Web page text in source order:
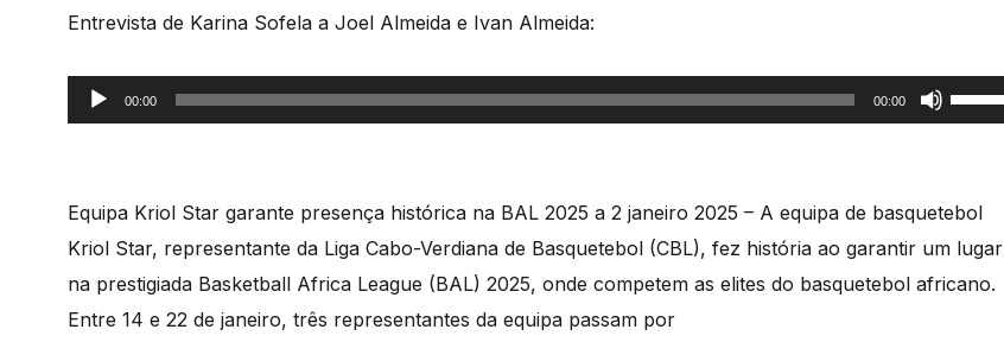
Entrevista de Karina Sofela a Joel Almeida e Ivan Almeida:
Reprodutor
de
00:00 00:00
Use
as
Equipa Kriol Star garante presença histórica na BAL 2025 a 2 janeiro 2025 – A equipa de basquetebol
Kriol Star, representante da Liga Cabo-Verdiana de Basquetebol (CBL), fez história ao garantir um lugar
na prestigiada Basketball Africa League (BAL) 2025, onde competem as elites do basquetebol africano.
Entre 14 e 22 de janeiro, três representantes da equipa passam por